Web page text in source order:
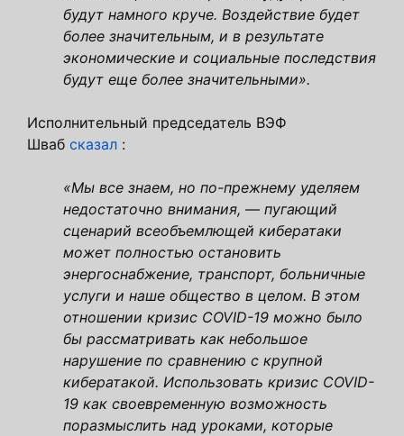
будут намного круче. Воздействие будет
более значительным, и в результате
экономические и социальные последствия
будут еще более значительными».
Исполнительный председатель ВЭФ
Шваб сказал :
«Мы все знаем, но по-прежнему уделяем
недостаточно внимания, — пугающий
сценарий всеобъемлющей кибератаки
может полностью остановить
энергоснабжение, транспорт, больничные
услуги и наше общество в целом. В этом
отношении кризис COVID-19 можно было
бы рассматривать как небольшое
нарушение по сравнению с крупной
кибератакой. Использовать кризис COVID-
19 как своевременную возможность
поразмыслить над уроками, которые